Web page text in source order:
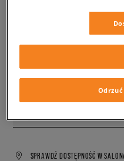
SPRAWDŹ DOSTĘPNOŚĆ W